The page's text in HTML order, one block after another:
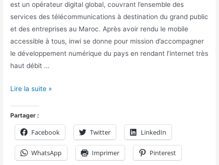
est un opérateur digital global, couvrant l’ensemble des
services des télécommunications à destination du grand public
et des entreprises au Maroc. Après avoir rendu le mobile
accessible à tous, inwi se donne pour mission d’accompagner
le développement numérique du pays en rendant l’internet très
haut débit …
Lire la suite »
Partager :
Facebook Twitter LinkedIn
WhatsApp Imprimer Pinterest